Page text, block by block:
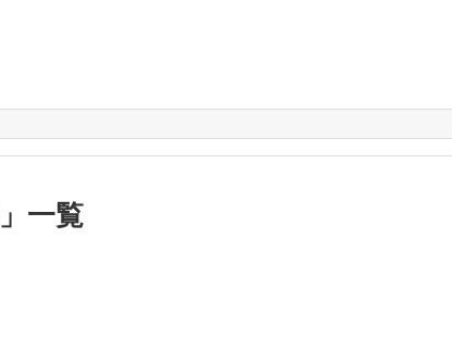
」 一覧